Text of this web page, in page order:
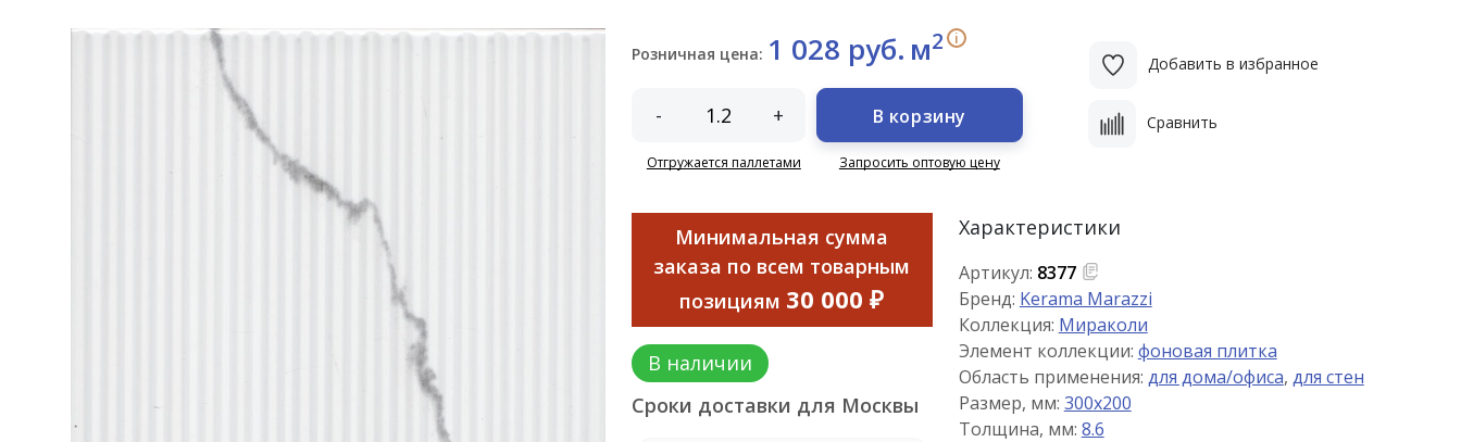
Розничная цена: 1 028 руб. м2 i
- +
Отгружается паллетами
В корзину
Запросить оптовую цену
Добавить в избранное
Сравнить
Минимальная сумма
заказа по всем товарным
позициям 30 000 ₽
В наличии
Сроки доставки для Москвы
Характеристики
Артикул: 8377
Бренд: Kerama Marazzi
Коллекция: Мираколи
Элемент коллекции: фоновая плитка
Область применения: для дома/офиса, для стен
Размер, мм: 300x200
Толщина, мм: 8.6